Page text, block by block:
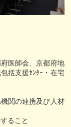
師会、京都府地
括支援ｾﾝﾀｰ・在宅
の連携及び人材
ること